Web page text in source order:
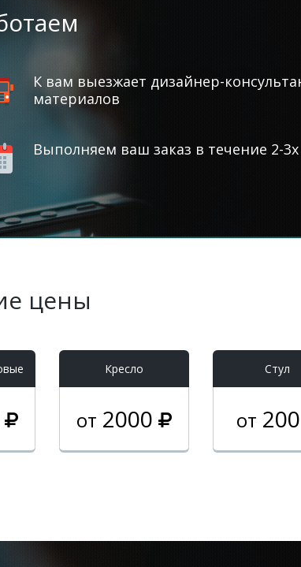
К вам выезжает дизайнер-
материалов
Выполняем ваш заказ в течение 2-
цены
Кресло
от 2000
Стул
от 200